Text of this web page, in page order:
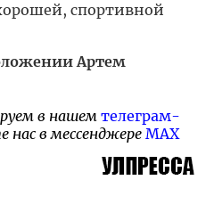
спортивной
Артем
в нашем телеграм-
в мессенджере MAX